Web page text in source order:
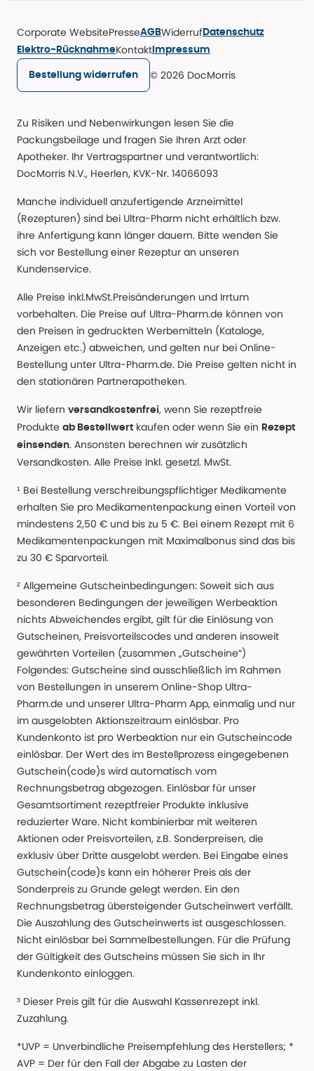
Corporate WebsitePresseAGBWiderruf Datenschutz
Elektro-RücknahmeKontakt Impressum
Bestellung widerrufen © 2026 DocMorris
Zu Risiken und Nebenwirkungen lesen Sie die
Packungsbeilage und fragen Sie Ihren Arzt oder
Apotheker. Ihr Vertragspartner und verantwortlich:
DocMorris N.V., Heerlen, KVK-Nr. 14066093
Manche individuell anzufertigende Arzneimittel
(Rezepturen) sind bei Ultra-Pharm nicht erhältlich bzw.
ihre Anfertigung kann länger dauern. Bitte wenden Sie
sich vor Bestellung einer Rezeptur an unseren
Kundenservice.
Alle Preise inkl.MwSt.Preisänderungen und Irrtum
vorbehalten. Die Preise auf Ultra-Pharm.de können von
den Preisen in gedruckten Werbemitteln (Kataloge,
Anzeigen etc.) abweichen, und gelten nur bei Online-
Bestellung unter Ultra-Pharm.de. Die Preise gelten nicht in
den stationären Partnerapotheken.
Wir liefern versandkostenfrei, wenn Sie rezeptfreie
Produkte ab Bestellwert kaufen oder wenn Sie ein Rezept
einsenden. Ansonsten berechnen wir zusätzlich
Versandkosten. Alle Preise Inkl. gesetzl. MwSt.
¹ Bei Bestellung verschreibungspflichtiger Medikamente
erhalten Sie pro Medikamentenpackung einen Vorteil von
mindestens 2,50 € und bis zu 5 €. Bei einem Rezept mit 6
Medikamentenpackungen mit Maximalbonus sind das bis
zu 30 € Sparvorteil.
² Allgemeine Gutscheinbedingungen: Soweit sich aus
besonderen Bedingungen der jeweiligen Werbeaktion
nichts Abweichendes ergibt, gilt für die Einlösung von
Gutscheinen, Preisvorteilscodes und anderen insoweit
gewährten Vorteilen (zusammen „Gutscheine“)
Folgendes: Gutscheine sind ausschließlich im Rahmen
von Bestellungen in unserem Online-Shop Ultra-
Pharm.de und unserer Ultra-Pharm App, einmalig und nur
im ausgelobten Aktionszeitraum einlösbar. Pro
Kundenkonto ist pro Werbeaktion nur ein Gutscheincode
einlösbar. Der Wert des im Bestellprozess eingegebenen
Gutschein(code)s wird automatisch vom
Rechnungsbetrag abgezogen. Einlösbar für unser
Gesamtsortiment rezeptfreier Produkte inklusive
reduzierter Ware. Nicht kombinierbar mit weiteren
Aktionen oder Preisvorteilen, z.B. Sonderpreisen, die
exklusiv über Dritte ausgelobt werden. Bei Eingabe eines
Gutschein(code)s kann ein höherer Preis als der
Sonderpreis zu Grunde gelegt werden. Ein den
Rechnungsbetrag übersteigender Gutscheinwert verfällt.
Die Auszahlung des Gutscheinwerts ist ausgeschlossen.
Nicht einlösbar bei Sammelbestellungen. Für die Prüfung
der Gültigkeit des Gutscheins müssen Sie sich in Ihr
Kundenkonto einloggen.
³ Dieser Preis gilt für die Auswahl Kassenrezept inkl.
Zuzahlung.
*UVP = Unverbindliche Preisempfehlung des Herstellers; *
AVP = Der für den Fall der Abgabe zu Lasten der